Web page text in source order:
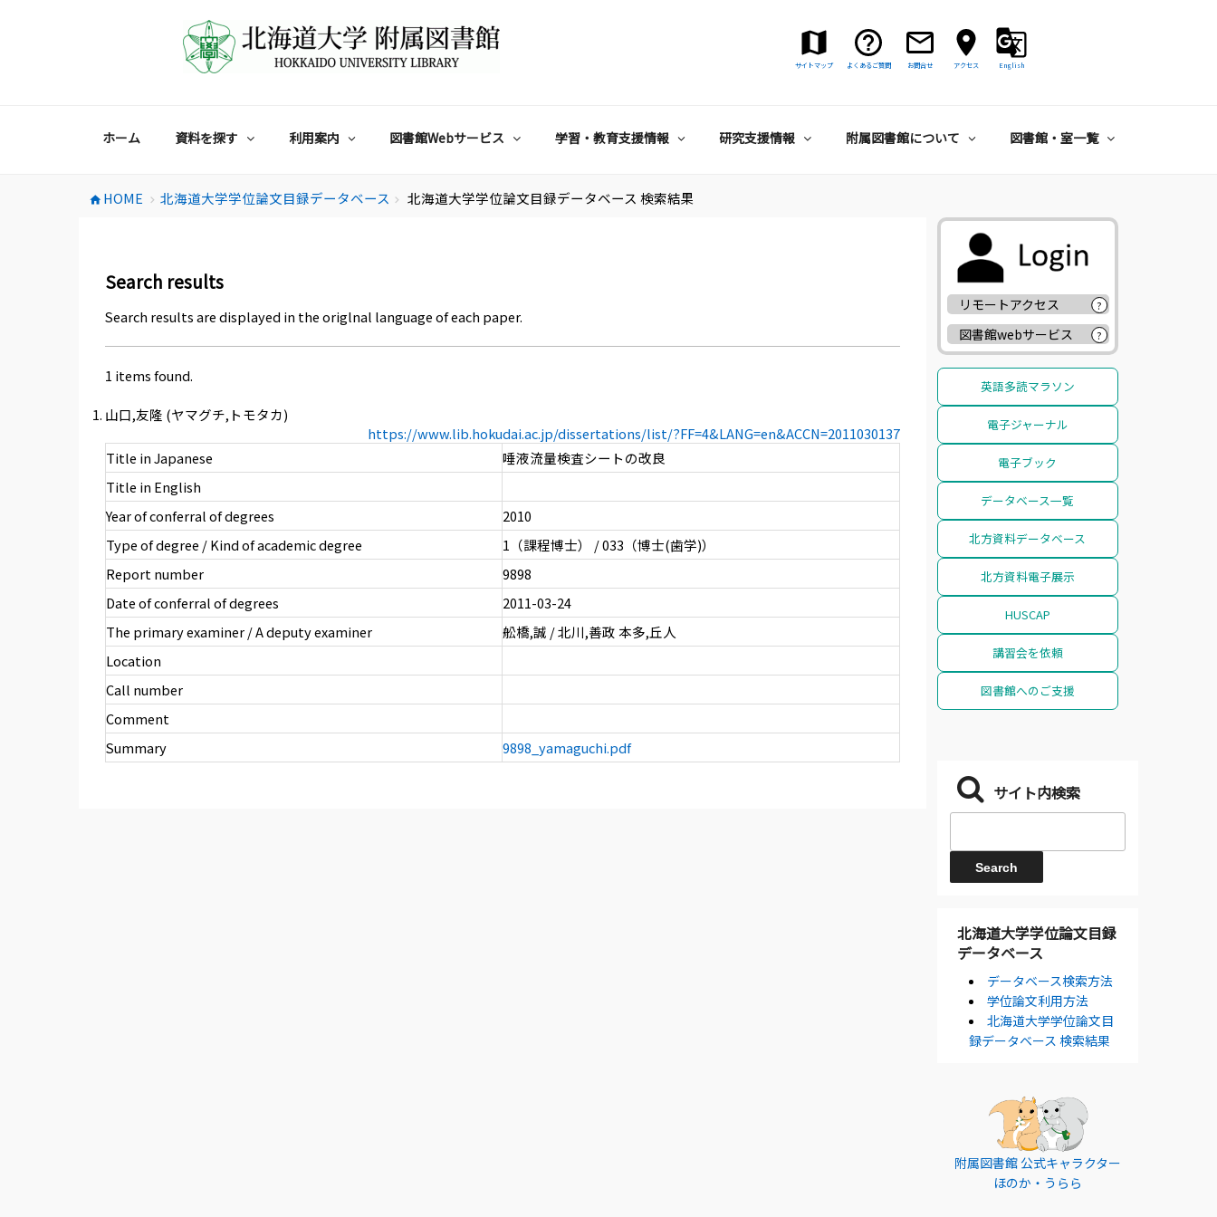
サイトマップ よくあるご質問 お問合せ アクセス English
ホーム 資料を探す 利用案内 図書館Webサービス 学習・教育支援情報 研究支援情報 附属図書館について 図書館・室一覧
home HOME chevron_right 北海道大学学位論文目録データベース chevron_right 北海道大学学位論文目録データベース 検索結果
Search results
Search results are displayed in the origlnal language of each paper.
1 items found.
山口,友隆 (ヤマグチ,トモタカ)
https://www.lib.hokudai.ac.jp/dissertations/list/?FF=4&LANG=en&ACCN=2011030137
Title in Japanese
唾液流量検査シートの改良
Title in English
Year of conferral of degrees
2010
Type of degree / Kind of academic degree
1（課程博士） / 033（博士(歯学)）
Report number
9898
Date of conferral of degrees
2011-03-24
The primary examiner / A deputy examiner
舩橋,誠 / 北川,善政 本多,丘人
Location
Call number
Comment
Summary
9898_yamaguchi.pdf
リモートアクセス ?
図書館webサービス ?
英語多読マラソン
電子ジャーナル
電子ブック
データベース一覧
北方資料データベース
北方資料電子展示
HUSCAP
講習会を依頼
図書館へのご支援
サイト内検索
北海道大学学位論文目録
データベース
データベース検索方法
学位論文利用方法
北海道大学学位論文目
録データベース 検索結果
附属図書館 公式キャラクター
ほのか・うらら